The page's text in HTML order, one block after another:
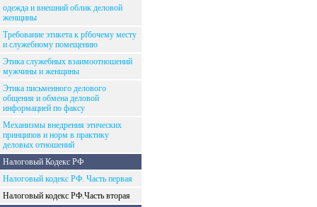
одежда и внешний облик деловой
женщины
Требование этикета к рfбочему месту
и служебному помещению
Этика служебных взаимоотношений
мужчины и женщины
Этика письменного делового
общения и обмена деловой
информацией по факсу
Механизмы внедрения этических
принципов и норм в практику
деловых отношений
Налоговый Кодекс РФ
Налоговый кодекс РФ. Часть первая
Налоговый кодекс РФ.Часть вторая